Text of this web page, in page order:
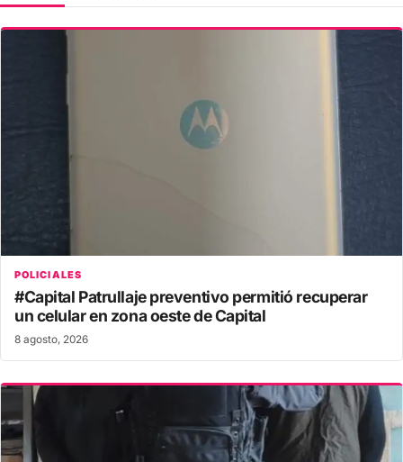
POLICIALES
#Capital Patrullaje preventivo permitió recuperar
un celular en zona oeste de Capital
8 agosto, 2026